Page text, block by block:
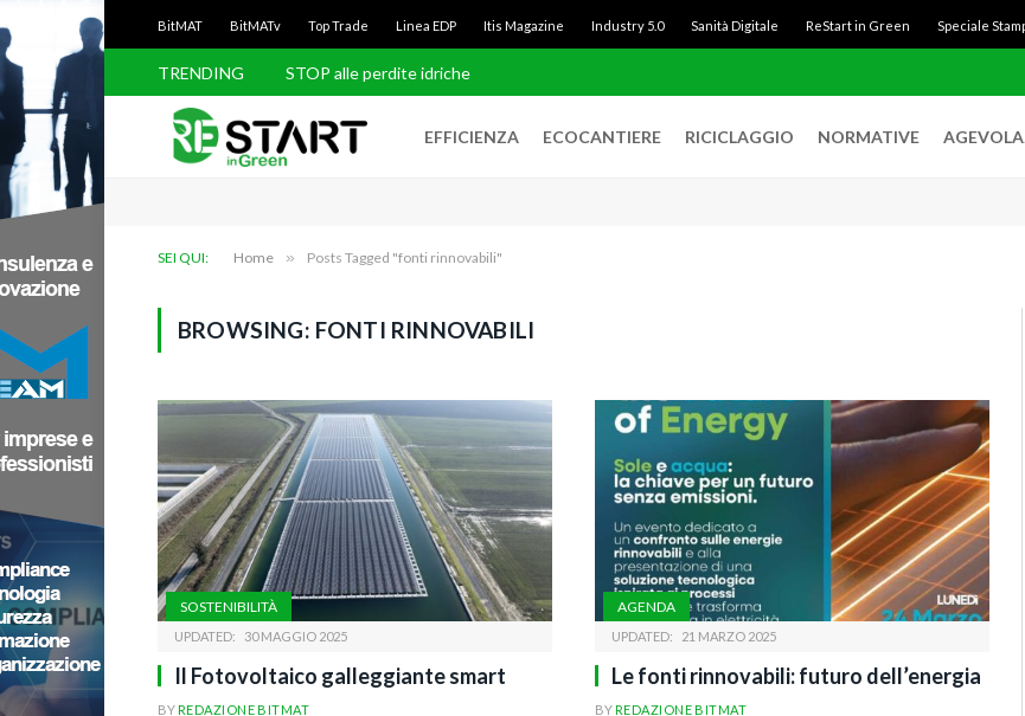
BitMAT BitMATv Top Trade Linea EDP Itis Magazine Industry 5.0 Sanità Digitale ReStart in Green Speciale
TRENDING STOP alle perdite idriche
EFFICIENZA ECOCANTIERE RICICLAGGIO NORMATIVE
SEI QUI: Home » Posts Tagged "fonti rinnovabili"
BROWSING: FONTI RINNOVABILI
SOSTENIBILITÀ
UPDATED: 30 MAGGIO 2025
Il Fotovoltaico galleggiante smart
BYREDAZIONE BITMAT
AGENDA
UPDATED: 21 MARZO 2025
Le fonti rinnovabili: futuro dell’energia
BYREDAZIONE BITMAT